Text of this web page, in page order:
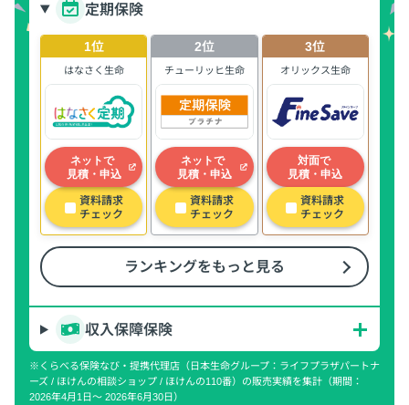
定期保険
1位
はなさく生命
ネットで
見積・申込
資料請求
チェック
2位
チューリッヒ生命
ネットで
見積・申込
資料請求
チェック
3位
オリックス生命
対面で
見積・申込
資料請求
チェック
ランキングをもっと見る
収入保障保険
※くらべる保険なび・提携代理店（日本生命グループ：ライフプラザパートナ
ーズ / ほけんの相談ショップ / ほけんの110番）の販売実績を集計（期間：
2026年4月1日〜 2026年6月30日）